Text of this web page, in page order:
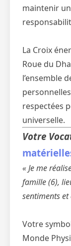
maintenir
La Croix
Roue du
l’ensemble
respectées
universelle.
Votre
« Je me
famille (6),
sentiments et
Votre
Monde